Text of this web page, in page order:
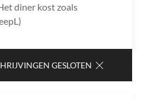
diner kost zoals
GESLOTEN